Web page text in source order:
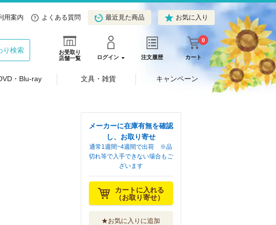
用案内 よくある質問 最近見た商品 お気に入り
お受取り
店舗一覧
ログイン 注文履歴 カート
0
り検索
・Blu-ray 文具・雑貨 キャンペーン
メーカーに在庫有無を確認
し、お取り寄せ
通常1週間~4週間で出荷 ※品
切れ等で入手できない場合もご
ざいます
カートに入れる
（お取り寄せ）
★お気に入りに追加